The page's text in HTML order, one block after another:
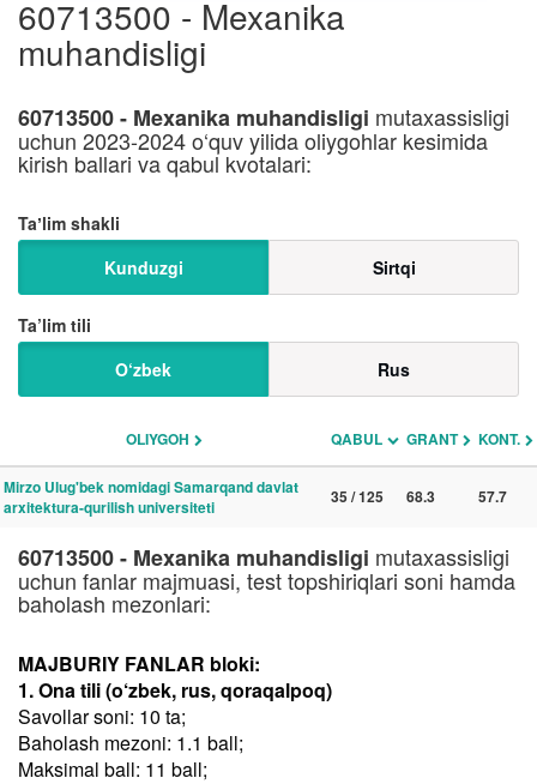
60713500 - Mexanika
muhandisligi
60713500 - Mexanika muhandisligi mutaxassisligi
uchun 2023-2024 o‘quv yilida oliygohlar kesimida
kirish ballari va qabul kvotalari:
Taʼlim shakli
Kunduzgi
Sirtqi
Ta’lim tili
O‘zbek
Rus
OLIYGOH QABUL GRANT KONT.
Mirzo Ulug'bek nomidagi Samarqand davlat
arxitektura-qurilish universiteti
35 / 125 68.3 57.7
60713500 - Mexanika muhandisligi mutaxassisligi
uchun fanlar majmuasi, test topshiriqlari soni hamda
baholash mezonlari:
MAJBURIY FANLAR bloki:
1. Ona tili (o‘zbek, rus, qoraqalpoq)
Savollar soni: 10 ta;
Baholash mezoni: 1.1 ball;
Maksimal ball: 11 ball;